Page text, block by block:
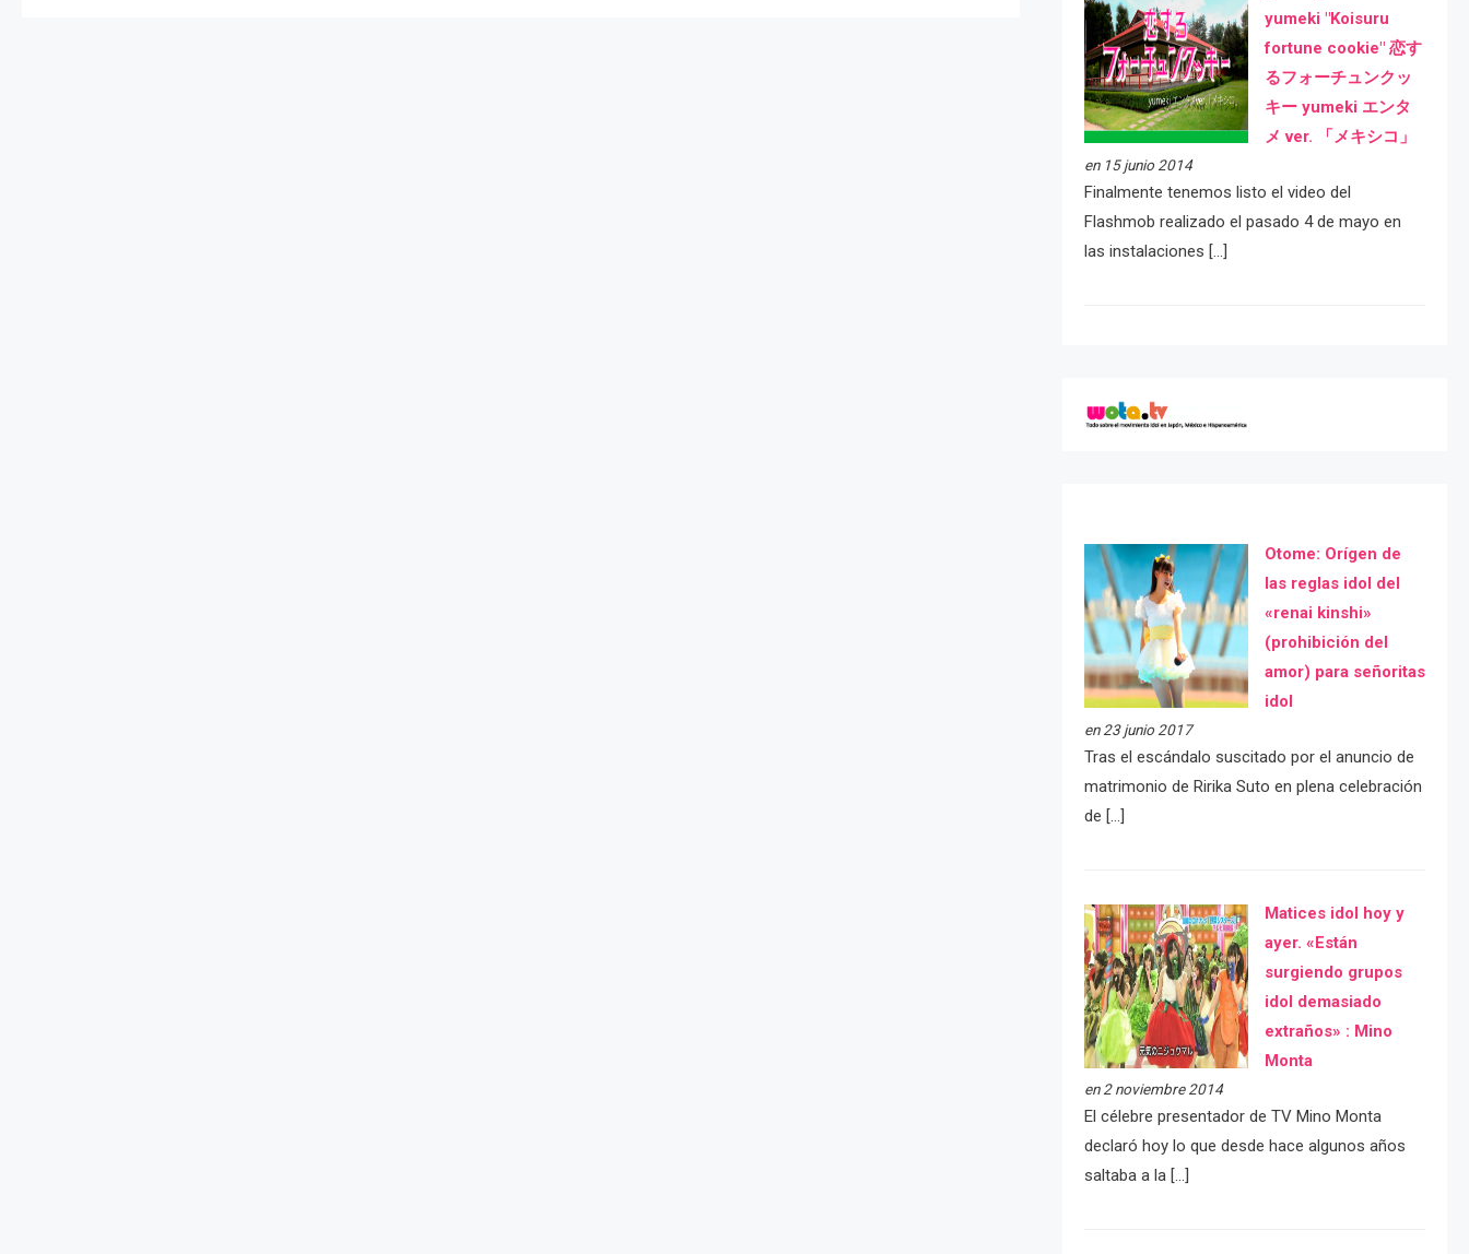
yumeki "Koisuru
fortune cookie" 恋す
るフォーチュンクッ
キー yumeki エンタ
メ ver. 「メキシコ」
en 15 junio 2014
Finalmente tenemos listo el video del
Flashmob realizado el pasado 4 de mayo en
las instalaciones […]
Otome: Orígen de
las reglas idol del
«renai kinshi»
(prohibición del
amor) para señoritas
idol
en 23 junio 2017
Tras el escándalo suscitado por el anuncio de
matrimonio de Ririka Suto en plena celebración
de […]
Matices idol hoy y
ayer. «Están
surgiendo grupos
idol demasiado
extraños» : Mino
Monta
en 2 noviembre 2014
El célebre presentador de TV Mino Monta
declaró hoy lo que desde hace algunos años
saltaba a la […]